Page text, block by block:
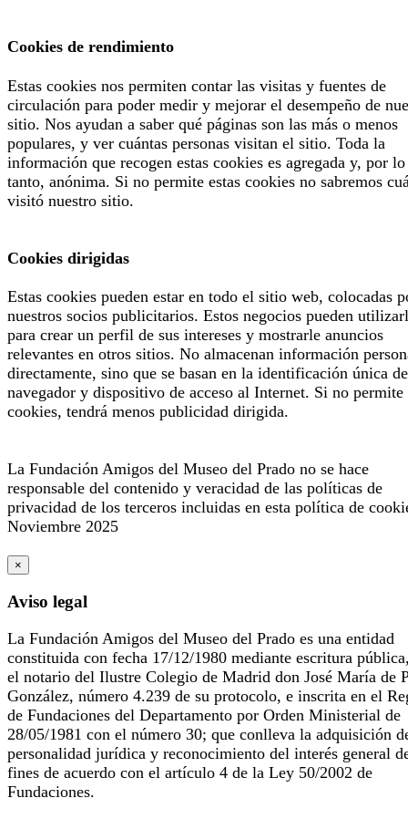
Cookies de rendimiento
Estas cookies nos permiten contar las visitas y fuentes de
circulación para poder medir y mejorar el desempeño de
sitio. Nos ayudan a saber qué páginas son las más o menos
populares, y ver cuántas personas visitan el sitio. Toda la
información que recogen estas cookies es agregada y, por lo
tanto, anónima. Si no permite estas cookies no sabremos
visitó nuestro sitio.
Cookies dirigidas
Estas cookies pueden estar en todo el sitio web, colocadas
nuestros socios publicitarios. Estos negocios pueden
para crear un perfil de sus intereses y mostrarle anuncios
relevantes en otros sitios. No almacenan información
directamente, sino que se basan en la identificación única
navegador y dispositivo de acceso al Internet. Si no permite
cookies, tendrá menos publicidad dirigida.
La Fundación Amigos del Museo del Prado no se hace
responsable del contenido y veracidad de las políticas de
privacidad de los terceros incluidas en esta política de
Noviembre 2025
×
Aviso legal
La Fundación Amigos del Museo del Prado es una entidad
constituida con fecha 17/12/1980 mediante escritura
el notario del Ilustre Colegio de Madrid don José María de
González, número 4.239 de su protocolo, e inscrita en el
de Fundaciones del Departamento por Orden Ministerial de
28/05/1981 con el número 30; que conlleva la adquisición
personalidad jurídica y reconocimiento del interés general
fines de acuerdo con el artículo 4 de la Ley 50/2002 de
Fundaciones.